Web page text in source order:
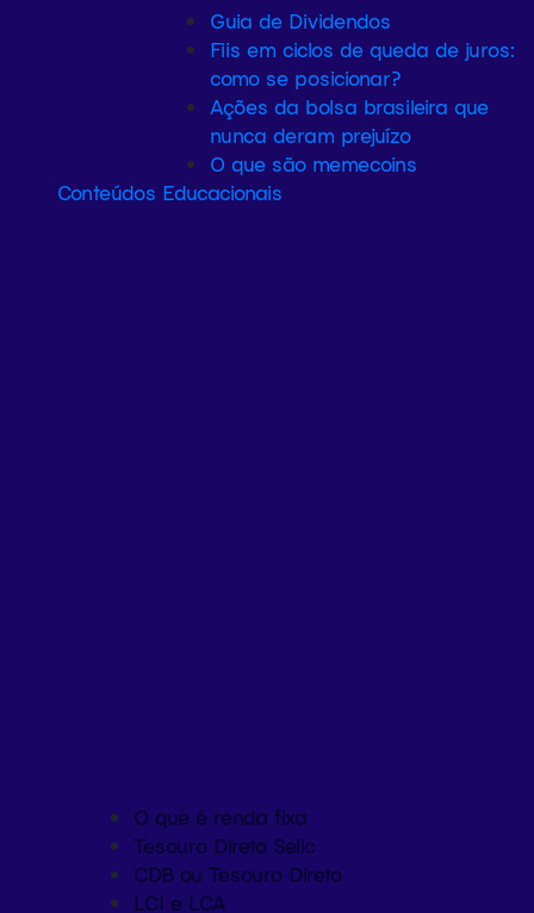
Guia de Dividendos
Fiis em ciclos de queda de juros:
como se posicionar?
Ações da bolsa brasileira que
nunca deram prejuízo
O que são memecoins
Conteúdos Educacionais
O que é renda fixa
Tesouro Direto Selic
CDB ou Tesouro Direto
LCI e LCA